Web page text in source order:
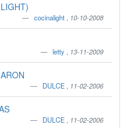
cocinalight 10-10-2008
letty 13-11-2009
DULCE 11-02-2006
DULCE 11-02-2006